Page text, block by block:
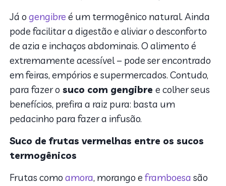
Já ogengibre é um termogênico natural. Ainda
pode facilitar a digestão e aliviar o desconforto
de azia e inchaços abdominais. O alimento é
extremamente acessível – pode ser encontrado
em feiras, empórios e supermercados. Contudo,
para fazer o suco com gengibree colher seus
benefícios, prefira a raiz pura: basta um
pedacinho para fazer a infusão.
Suco de frutas vermelhas entre os sucos
termogênicos
Frutas comoamora, morango eframboesa são